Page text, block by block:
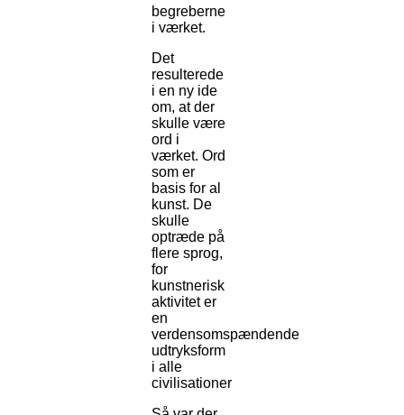
begreberne
i værket.
Det
resulterede
i en ny ide
om, at der
skulle være
ord i
værket. Ord
som er
basis for al
kunst. De
skulle
optræde på
flere sprog,
for
kunstnerisk
aktivitet er
en
verdensomspændende
udtryksform
i alle
civilisationer